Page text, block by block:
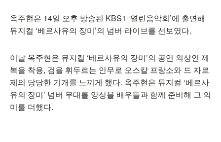
옥주현은 14일 오후 방송된 KBS1 ‘열린음악회’에 출연해
뮤지컬 ‘베르사유의 장미’의 넘버 라이브를 선보였다.
이날 옥주현은 뮤지컬 ‘베르사유의 장미’의 공연 의상인 제
복을 착용, 검을 휘두르는 안무로 오스칼 프랑소와 드 자르
제의 당당한 기개를 느끼게 했다. 옥주현은 뮤지컬 ‘베르사
유의 장미’ 넘버 무대를 앙상블 배우들과 함께 준비해 그 의
미를 더했다.